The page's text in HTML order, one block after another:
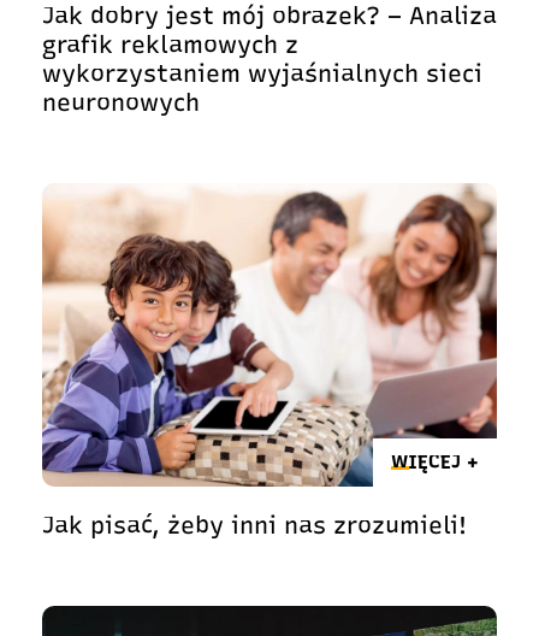
Jak dobry jest mój obrazek? – Analiza
grafik reklamowych z
wykorzystaniem wyjaśnialnych sieci
neuronowych
WIĘCEJ +
Jak pisać, żeby inni nas zrozumieli!